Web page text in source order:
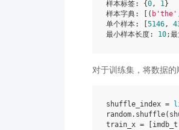
样本标签: {0, 1}
样本字典: [( b 'the'
单个样本: 5146,
最小样本长度: 10;
对于训练集，将数据
shuffle_index =
random. shuffle(
train_x =